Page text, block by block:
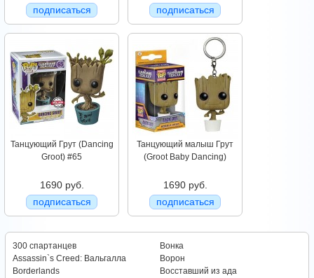
подписаться
подписаться
Танцующий Грут (Dancing
Groot) #65
1690 руб.
подписаться
Танцующий малыш Грут
(Groot Baby Dancing)
1690 руб.
подписаться
300 спартанцев
Assassin`s Creed: Вальгалла
Borderlands
Вонка
Ворон
Восставший из ада